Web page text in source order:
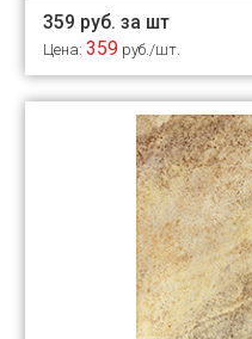
359 руб. за шт
Цена: 359 руб./шт.